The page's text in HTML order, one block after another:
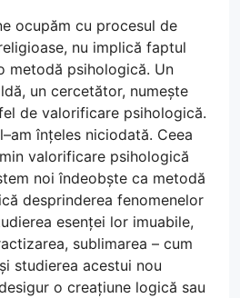
ocupăm cu procesul de
nu implică faptul
metodă psihologică. Un
un cercetător, numește
de valorificare psihologică.
înțeles niciodată. Ceea
valorificare psihologică
noi îndeobște ca metodă
desprinderea fenomenelor
esenței lor imuabile,
sublimarea – cum
studierea acestui nou
o creațiune logică sau